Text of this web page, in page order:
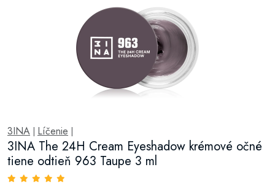
3INA Líčenie
3INA The 24H Cream Eyeshadow krémové očné
tiene odtieň 963 Taupe 3 ml